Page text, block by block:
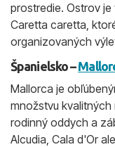
prostredie. Ostrov
Caretta caretta,
organizovaných
Španielsko –
Mallorca je
množstvu
rodinný oddych a
Alcudia, Cala d'Or